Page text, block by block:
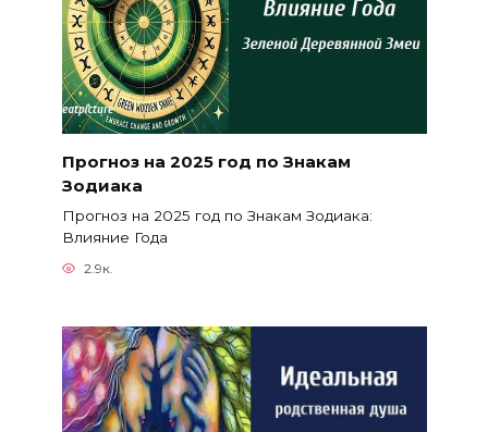
Прогноз на 2025 год по Знакам
Зодиака
Прогноз на 2025 год по Знакам Зодиака:
Влияние Года
2.9к.